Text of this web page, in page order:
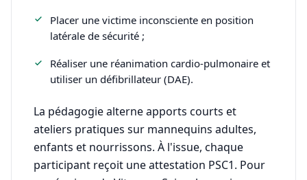
Placer une victime inconsciente en position
latérale de sécurité ;
Réaliser une réanimation cardio-pulmonaire et
utiliser un défibrillateur (DAE).
La pédagogie alterne apports courts et
ateliers pratiques sur mannequins adultes,
enfants et nourrissons. À l'issue, chaque
participant reçoit une attestation PSC1. Pour